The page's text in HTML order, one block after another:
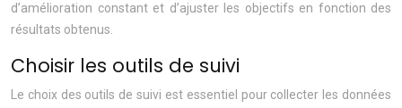
d’amélioration constant et d’ajuster les objectifs en fonction des
résultats obtenus.
Choisir les outils de suivi
Le choix des outils de suivi est essentiel pour collecter les données